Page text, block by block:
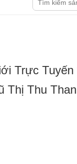
Trực Tuyến
Thị Thu